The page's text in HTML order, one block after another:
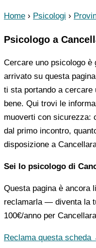
Home › Psicologi ›
Psicologo a
Cercare uno psicologo è
arrivato su questa
ti sta portando a
bene. Qui trovi le
muoverti con sicurezza:
dal primo incontro,
disposizione a
Sei lo psicologo di
Questa pagina è ancora
reclamarla — diventa la
100€/anno per
Reclama questa scheda